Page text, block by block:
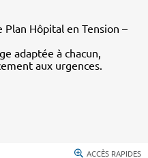
Hôpital en Tension –
adaptée à chacun,
aux urgences.
ACCÈS RAPIDES